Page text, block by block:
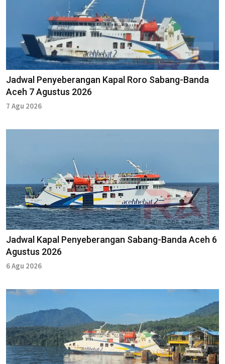
Jadwal Penyeberangan Kapal Roro Sabang-Banda
Aceh 7 Agustus 2026
7 Agu 2026
Jadwal Kapal Penyeberangan Sabang-Banda Aceh 6
Agustus 2026
6 Agu 2026